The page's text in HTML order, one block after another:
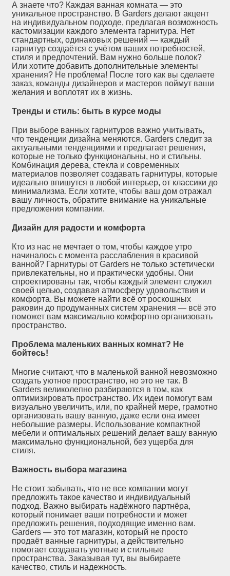
А знаете что? Каждая ванная комната — это
уникальное пространство. В Garders делают акцент
на индивидуальном подходе, предлагая возможность
кастомизации каждого элемента гарнитура. Нет
стандартных, одинаковых решений — каждый
гарнитур создаётся с учётом ваших потребностей,
стиля и предпочтений. Вам нужно больше полок?
Или хотите добавить дополнительные элементы
хранения? Не проблема! После того как вы сделаете
заказ, команды дизайнеров и мастеров поймут ваши
желания и воплотят их в жизнь.
Тренды и стиль: быть в курсе моды
При выборе ванных гарнитуров важно учитывать,
что тенденции дизайна меняются. Garders следит за
актуальными тенденциями и предлагает решения,
которые не только функциональны, но и стильны.
Комбинация дерева, стекла и современных
материалов позволяет создавать гарнитуры, которые
идеально впишутся в любой интерьер, от классики до
минимализма. Если хотите, чтобы ваш дом отражал
вашу личность, обратите внимание на уникальные
предложения компании.
Дизайн для радости и комфорта
Кто из нас не мечтает о том, чтобы каждое утро
начиналось с момента расслабления в красивой
ванной? Гарнитуры от Garders не только эстетически
привлекательны, но и практически удобны. Они
спроектированы так, чтобы каждый элемент служил
своей целью, создавая атмосферу удовольствия и
комфорта. Вы можете найти всё от роскошных
раковин до продуманных систем хранения — всё это
поможет вам максимально комфортно организовать
пространство.
Проблема маленьких ванных комнат? Не
бойтесь!
Многие считают, что в маленькой ванной невозможно
создать уютное пространство, но это не так. В
Garders великолепно разбираются в том, как
оптимизировать пространство. Их идеи помогут вам
визуально увеличить, или, по крайней мере, грамотно
организовать вашу ванную, даже если она имеет
небольшие размеры. Использование компактной
мебели и оптимальных решений делает вашу ванную
максимально функциональной, без ущерба для
стиля.
Важность выбора магазина
Не стоит забывать, что не все компании могут
предложить такое качество и индивидуальный
подход. Важно выбирать надёжного партнёра,
который понимает ваши потребности и может
предложить решения, подходящие именно вам.
Garders — это тот магазин, который не просто
продаёт ванные гарнитуры, а действительно
помогает создавать уютные и стильные
пространства. Заказывая тут, вы выбираете
качество, стиль и надежность.